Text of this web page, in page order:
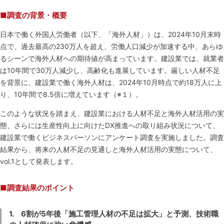
■調査の背景・概要
日本で働く外国人労働者（以下、「海外人材」）は、2024年10月末時
点で、過去最高の230万人を超え、労働人口減少が加速する中、あらゆ
るシーンで海外人材への期待値が高まっています。建設業では、就業者
は10年間で30万人減少し、高齢化も進展しています。厳しい人材不足
を背景に、建設業で働く海外人材は、2024年10月時点で約18万人に上
り、10年間で8.5倍に増えています（※１）。
このような状況を踏まえ、建設業における人材不足と海外人材活用の実
態、さらには生産性向上に向けたDX推進への取り組み状況について、
建設業で働くビジネスパーソンにアンケート調査を実施しました。調査
結果から、将来の人材不足の見通しと海外人材活用の実態について、
vol.1として発表します。
■調査結果のポイント
1. 6割が5年後「施工管理人材の不足は拡大」と予測、技術職